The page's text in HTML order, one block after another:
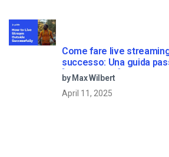
Come fare live
successo: Una guida
[2021 Update]
by Max Wilbert
April 11, 2025